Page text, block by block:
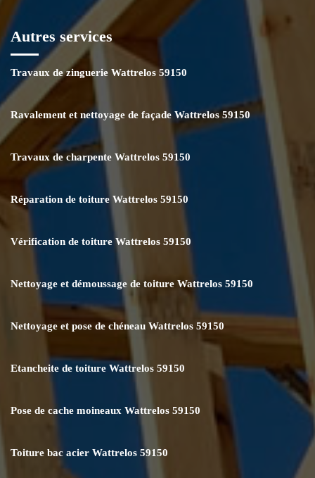
Autres services
Travaux de zinguerie Wattrelos 59150
Ravalement et nettoyage de façade Wattrelos 59150
Travaux de charpente Wattrelos 59150
Réparation de toiture Wattrelos 59150
Vérification de toiture Wattrelos 59150
Nettoyage et démoussage de toiture Wattrelos 59150
Nettoyage et pose de chéneau Wattrelos 59150
Etancheite de toiture Wattrelos 59150
Pose de cache moineaux Wattrelos 59150
Toiture bac acier Wattrelos 59150